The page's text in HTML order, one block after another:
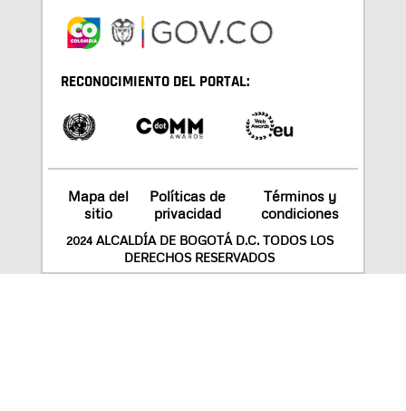
RECONOCIMIENTO DEL PORTAL:
Mapa del
sitio
Políticas de
privacidad
Términos y
condiciones
2024 ALCALDÍA DE BOGOTÁ D.C. TODOS LOS
DERECHOS RESERVADOS